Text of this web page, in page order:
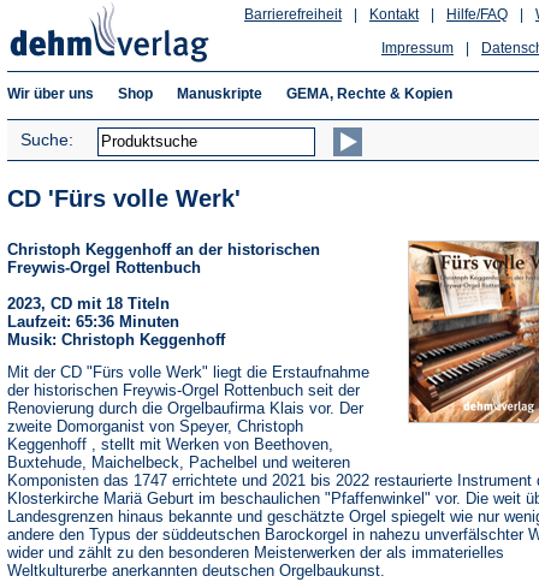
Hilfe/FAQ
Kontakt
Barrierefreiheit
Impressum
Wir über uns Shop Manuskripte GEMA, Rechte & Kopien
Suche:
CD 'Fürs volle Werk'
Christoph Keggenhoff an der historischen
Freywis-Orgel Rottenbuch
2023, CD mit 18 Titeln
Laufzeit: 65:36 Minuten
Musik: Christoph Keggenhoff
Mit der CD "Fürs volle Werk" liegt die Erstaufnahme
der historischen Freywis-Orgel Rottenbuch seit der
Renovierung durch die Orgelbaufirma Klais vor. Der
zweite Domorganist von Speyer, Christoph
Keggenhoff , stellt mit Werken von Beethoven,
Buxtehude, Maichelbeck, Pachelbel und weiteren
Komponisten das 1747 errichtete und 2021 bis 2022 restaurierte Instrument
Klosterkirche Mariä Geburt im beschaulichen "Pfaffenwinkel" vor. Die weit
Landesgrenzen hinaus bekannte und geschätzte Orgel spiegelt wie nur
andere den Typus der süddeutschen Barockorgel in nahezu unverfälschter
wider und zählt zu den besonderen Meisterwerken der als immaterielles
Weltkulturerbe anerkannten deutschen Orgelbaukunst.